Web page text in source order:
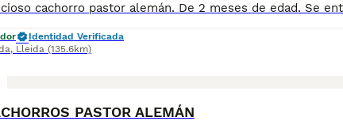
Identidad Verificada
, Lleida (135.6km)
PASTOR ALEMÁN